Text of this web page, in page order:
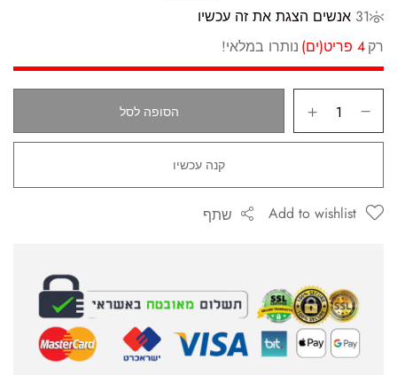
31 אנשים הצגת את זה עכשיו
רק4 פריט(ים) נותרו במלאי!
הסופה לסל
קנה עכשיו
Add to wishlist שתף